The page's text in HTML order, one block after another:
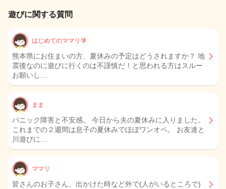
遊びに関する質問
はじめてのママリ🔰
熊本県にお住まいの方、夏休みの予定はどうされますか？ 地
震後なのに遊びに行くのは不謹慎だ！と思われる方はスルー
お願いし…
まま
パニック障害と不安感。 今日から夫の夏休みに入りました。
これまでの２週間は息子の夏休みでほぼワンオペ。 お友達と
川遊びに…
ママリ
皆さんのお子さん、出かけた時など外で(人がいるところで)